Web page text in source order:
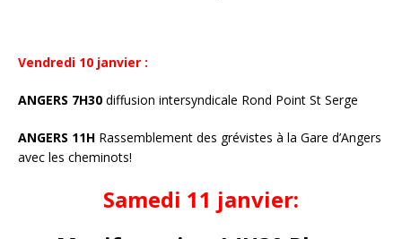
Vendredi 10 janvier :
ANGERS 7H30 diffusion intersyndicale Rond Point St Serge
ANGERS 11H Rassemblement des grévistes à la Gare d’Angers
avec les cheminots!
Samedi 11 janvier: